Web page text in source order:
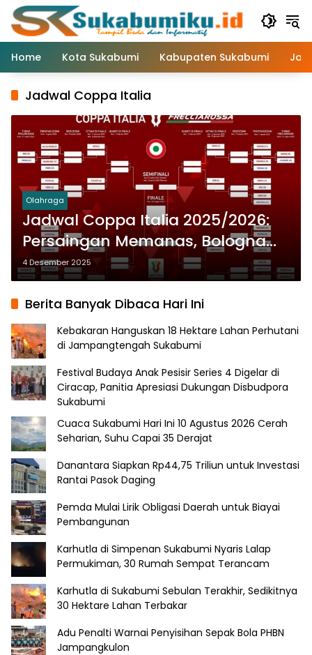
Langsung
konten
Home
Kota Sukabumi Kabupaten Sukabumi
Jadwal Coppa Italia
Olahraga
Jadwal Coppa Italia 2025/2026:
Persaingan Memanas, Bologna
Siap Pertahankan Gelar
4 Desember 2025
Berita Banyak Dibaca Hari Ini
Kebakaran Hanguskan 18 Hektare Lahan Perhutani
di Jampangtengah Sukabumi
Festival Budaya Anak Pesisir Series 4 Digelar di
Ciracap, Panitia Apresiasi Dukungan Disbudpora
Sukabumi
Cuaca Sukabumi Hari Ini 10 Agustus 2026 Cerah
Seharian, Suhu Capai 35 Derajat
Danantara Siapkan Rp44,75 Triliun untuk Investasi
Rantai Pasok Daging
Pemda Mulai Lirik Obligasi Daerah untuk Biayai
Pembangunan
Karhutla di Simpenan Sukabumi Nyaris Lalap
Permukiman, 30 Rumah Sempat Terancam
Karhutla di Sukabumi Sebulan Terakhir, Sedikitnya
30 Hektare Lahan Terbakar
Adu Penalti Warnai Penyisihan Sepak Bola PHBN
Jampangkulon